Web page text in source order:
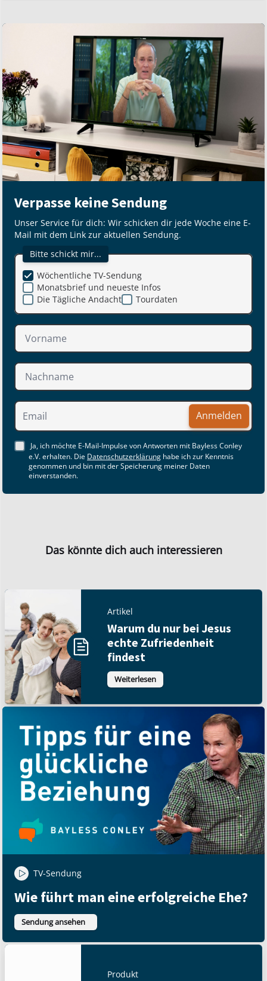
Verpasse keine Sendung
Unser Service für dich: Wir schicken dir jede Woche eine E-
Mail mit dem Link zur aktuellen Sendung.
Bitte schickt mir...
Monatsbrief und neueste Infos
Die Tägliche Andacht
Wöchentliche TV-Sendung
Tourdaten
Anmelden
Ja, ich möchte E-Mail-Impulse von Antworten mit Bayless Conley
e.V. erhalten. Die Datenschutzerklärung habe ich zur Kenntnis
genommen und bin mit der Speicherung meiner Daten
einverstanden.
Das könnte dich auch interessieren
Artikel
Warum du nur bei Jesus
echte Zufriedenheit
findest
Weiterlesen
TV-Sendung
Wie führt man eine erfolgreiche Ehe?
Sendung ansehen
Produkt